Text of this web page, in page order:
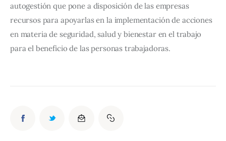
autogestión que pone a disposición de las empresas
recursos para apoyarlas en la implementación de acciones
en materia de seguridad, salud y bienestar en el trabajo
para el beneficio de las personas trabajadoras.